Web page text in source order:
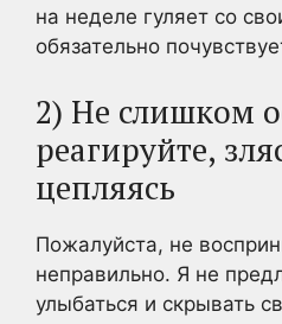
на неделе гуляет со
обязательно
2) Не слишком
реагируйте,
цепляясь
Пожалуйста, не
неправильно. Я не
улыбаться и скрывать